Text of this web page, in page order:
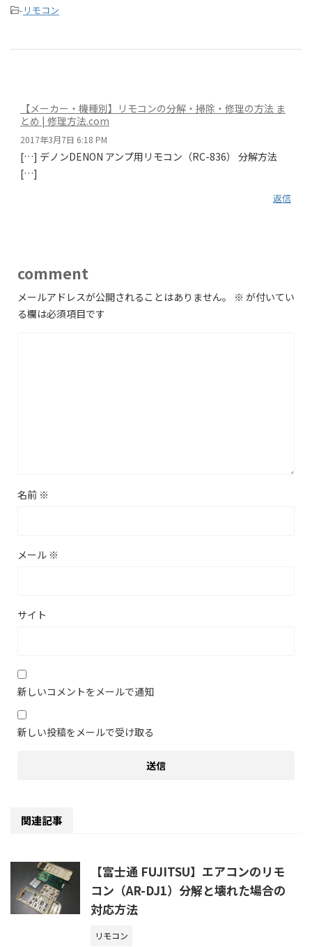
- リモコン
【メーカー・機種別】リモコンの分解・掃除・修理の方法 ま
とめ | 修理方法.com
2017年3月7日 6:18 PM
[…] デノンDENON アンプ用リモコン（RC-836） 分解方法
[…]
返信
comment
メールアドレスが公開されることはありません。 ※ が付いてい
る欄は必須項目です
名前 ※
メール ※
サイト
新しいコメントをメールで通知
新しい投稿をメールで受け取る
関連記事
【富士通 FUJITSU】エアコンのリモ
コン（AR-DJ1）分解と壊れた場合の
対応方法
リモコン